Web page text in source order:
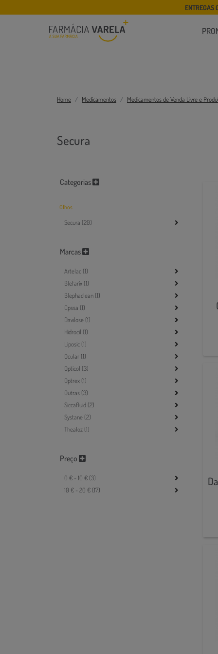
ENTREGAS
Home Medicamentos Medicamentos de Venda Livre e
Secura
Categorias
Olhos
Secura (20)
Marcas
Artelac (1)
Blefarix (1)
Blephaclean (1)
Cpssa (1)
Davilose (1)
Hidrocil (1)
Liposic (1)
Ocular (1)
Opticol (3)
Optrex (1)
Outras (3)
Siccafluid (2)
Systane (2)
Thealoz (1)
Preço
0 € - 10 € (3)
10 € - 20 € (17)